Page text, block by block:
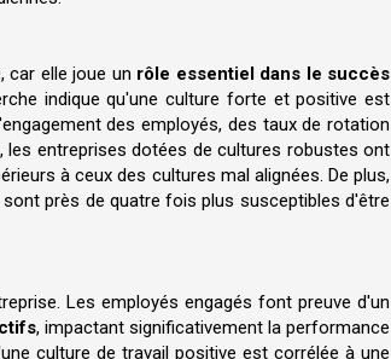
car elle joue un rôle essentiel dans le succès
indique qu'une culture forte et positive est
des employés, des taux de rotation
les entreprises dotées de cultures robustes ont
à ceux des cultures mal alignées. De plus,
près de quatre fois plus susceptibles d'être
Les employés engagés font preuve d'un
, impactant significativement la performance
culture de travail positive est corrélée à une